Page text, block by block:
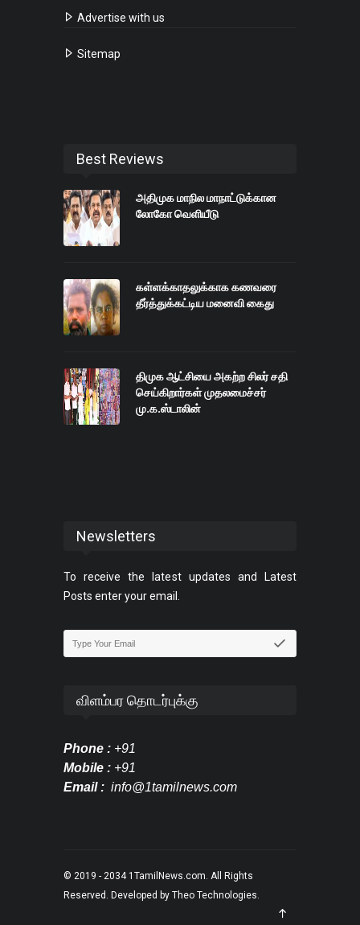
Advertise with us
Sitemap
Best Reviews
அதிமுக மாநில மாநாட்டுக்கான
லோகோ வெளியீடு
கள்ளக்காதலுக்காக கணவரை
தீர்த்துக்கட்டிய மனைவி கைது
திமுக ஆட்சியை அகற்ற சிலர் சதி
செய்கிறார்கள் முதலமைச்சர்
மு.க.ஸ்டாலின்
Newsletters
To receive the latest updates and Latest
Posts enter your email.
விளம்பர தொடர்புக்கு
Phone : +91
Mobile : +91
Email : info@1tamilnews.com
© 2019 - 2034 1TamilNews.com. All Rights
Reserved. Developed by Theo Technologies.